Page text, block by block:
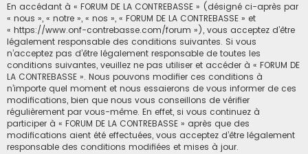
c
r
En accédant à « FORUM DE LA CONTREBASSE » (désigné ci-après par
« nous », « notre », « nos », « FORUM DE LA CONTREBASSE » et
« https://www.onf-contrebasse.com/forum »), vous acceptez d’être
légalement responsable des conditions suivantes. Si vous
n’acceptez pas d’être légalement responsable de toutes les
conditions suivantes, veuillez ne pas utiliser et accéder à « FORUM DE
LA CONTREBASSE ». Nous pouvons modifier ces conditions à
n’importe quel moment et nous essaierons de vous informer de ces
modifications, bien que nous vous conseillons de vérifier
régulièrement par vous-même. En effet, si vous continuez à
participer à « FORUM DE LA CONTREBASSE » après que des
modifications aient été effectuées, vous acceptez d’être légalement
responsable des conditions modifiées et mises à jour.